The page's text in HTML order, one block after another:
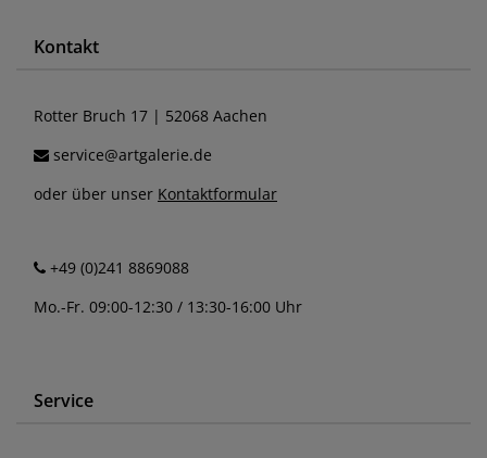
Kontakt
Rotter Bruch 17 | 52068 Aachen
service@artgalerie.de
oder über unser Kontaktformular
+49 (0)241 8869088
Mo.-Fr. 09:00-12:30 / 13:30-16:00 Uhr
Service